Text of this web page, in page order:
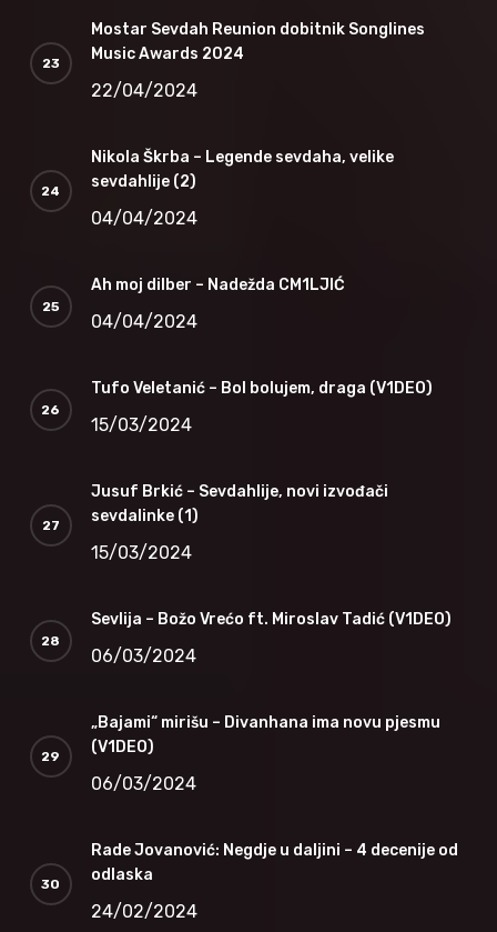
Mostar Sevdah Reunion dobitnik Songlines
Music Awards 2024
22/04/2024
Nikola Škrba – Legende sevdaha, velike
sevdahlije (2)
04/04/2024
Ah moj dilber – Nadežda CM1LJIĆ
04/04/2024
Tufo Veletanić – Bol bolujem, draga (V1DEO)
15/03/2024
Jusuf Brkić – Sevdahlije, novi izvođači
sevdalinke (1)
15/03/2024
Sevlija – Božo Vrećo ft. Miroslav Tadić (V1DEO)
06/03/2024
„Bajami“ mirišu – Divanhana ima novu pjesmu
(V1DEO)
06/03/2024
Rade Jovanović: Negdje u daljini – 4 decenije od
odlaska
24/02/2024